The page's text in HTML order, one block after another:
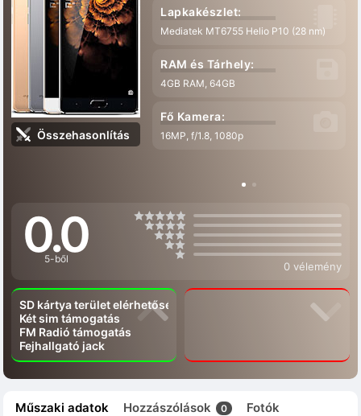
Összehasonlítás
Lapkakészlet:
Mediatek MT6755 Helio P10 (28 nm)
RAM és Tárhely:
4GB RAM, 64GB
Fő Kamera:
16MP, f/1.8, 1080p
0.0
5-ből
0 vélemény
SD kártya terület elérhetőség
Két sim támogatás
FM Radió támogatás
Fejhallgató jack
Műszaki adatok Hozzászólások 0 Fotók